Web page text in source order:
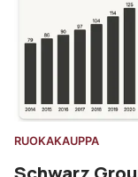
RUOKAKAUPPA